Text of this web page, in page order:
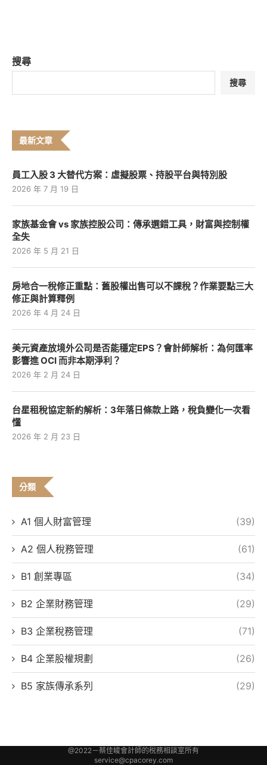
搜尋
搜尋
最新文章
員工入股 3 大替代方案：虛擬股票、持股平台與特別股
2026 年 7 月 19 日
家族基金會 vs 家族控股公司：傳承選錯工具，財富與控制權
全失
2026 年 5 月 21 日
房地合一稅修正重點：舊股權出售可以不課稅？作業要點三大
修正與計算釋例
2026 年 4 月 24 日
美元資產放境外公司是否能穩定EPS？會計師解析：為何匯率
影響進 OCI 而非本期淨利？
2026 年 2 月 24 日
台星租稅協定新約解析：3年落日條款上路，稅負變化一次看
懂
2026 年 2 月 23 日
分類
A1 個人財富管理 (39)
A2 個人稅務管理 (61)
B1 創業專區 (34)
B2 企業財務管理 (29)
B3 企業稅務管理 (71)
B4 企業股權規劃 (26)
B5 家族傳承系列 (29)
@2022－蔡佳峻會計師的稅務相談室所有
service@cpacorey.com